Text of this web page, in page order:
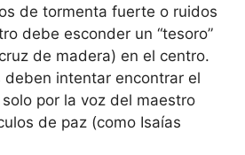
de tormenta fuerte o ruidos
debe esconder un “tesoro”
de madera) en el centro.
deben intentar encontrar el
por la voz del maestro
de paz (como Isaías